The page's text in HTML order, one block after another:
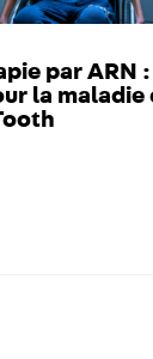
par ARN
la maladie